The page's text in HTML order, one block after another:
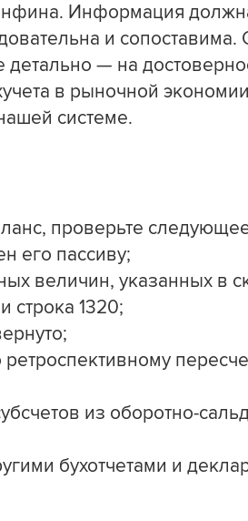
Информация
и
детально — на
в рыночной
системе.
проверьте
его пассиву;
величин, указанных в
строка 1320;
из оборотно-
бухотчетами и